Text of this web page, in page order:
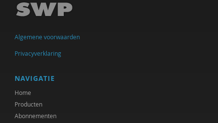
Algemene voorwaarden
Privacyverklaring
NAVIGATIE
Home
Producten
Abonnementen